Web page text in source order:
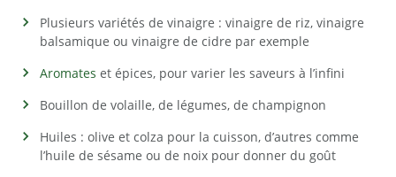
Plusieurs variétés de vinaigre : vinaigre de riz, vinaigre
balsamique ou vinaigre de cidre par exemple
Aromates et épices, pour varier les saveurs à l’infini
Bouillon de volaille, de légumes, de champignon
Huiles : olive et colza pour la cuisson, d’autres comme
l’huile de sésame ou de noix pour donner du goût